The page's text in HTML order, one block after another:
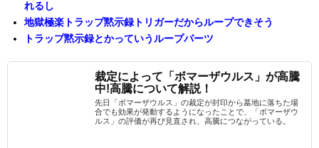
れるし
地獄極楽トラップ黙示録トリガーだからループできそう
トラップ黙示録とかっていうループパーツ
裁定によって「ボマーザウルス」が高騰
中!高騰について解説！
先日「ボマーザウルス」の裁定が封印から墓地に落ちた場
合でも効果が発動するようになったことで、「ボマーザウ
ルス」の評価が再び見直され、高騰につながっている。